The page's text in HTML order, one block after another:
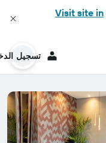
Visit site in
تسجيل